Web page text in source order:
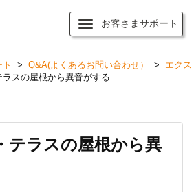
お客さまサポート
> Q&A(よくあるお問い合わせ） >
エクス
ラスの屋根から異音がする
テラスの屋根から異